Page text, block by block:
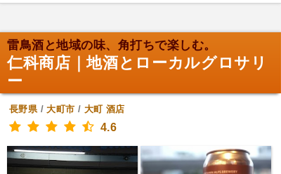
雷鳥酒と地域の味、角打ちで楽しむ。
仁科商店｜地酒とローカルグロサリ
ー
長野県/大町市 / 大町 酒店
4.6